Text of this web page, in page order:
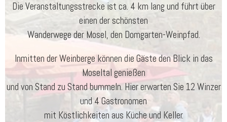
Die Veranstaltungsstrecke ist ca. 4 km lang und führt über
einen der schönsten
Wanderwege der Mosel, den Domgarten-Weinpfad.
Inmitten der Weinberge können die Gäste den Blick in das
Moseltal genießen
und von Stand zu Stand bummeln. Hier erwarten Sie 12 Winzer
und 4 Gastronomen
mit Köstlichkeiten aus Küche und Keller.